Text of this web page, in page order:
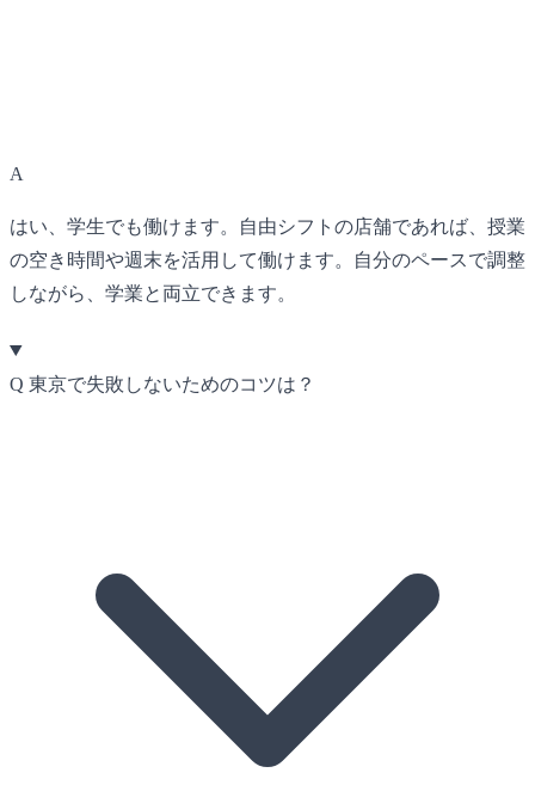
A
はい、学生でも働けます。自由シフトの店舗であれば、授業
の空き時間や週末を活用して働けます。自分のペースで調整
しながら、学業と両立できます。
Q 東京で失敗しないためのコツは？